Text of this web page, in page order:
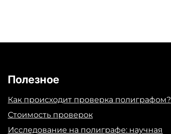
Полезное
Как происходит проверка полиграфом?
Стоимость проверок
Исследование на полиграфе: научная